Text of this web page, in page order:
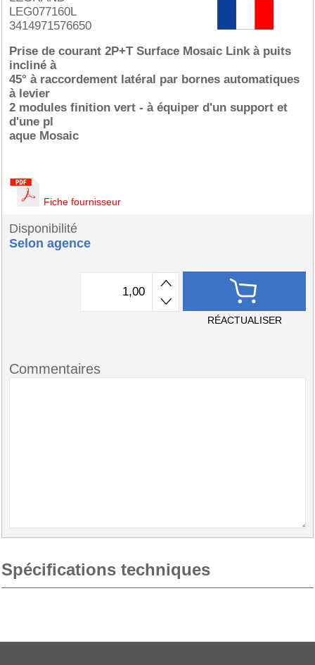
LEG077160L
3414971576650
Prise de courant 2P+T Surface Mosaic Link à puits
incliné à
45° à raccordement latéral par bornes automatiques
à levier
2 modules finition vert - à équiper d'un support et
d'une pl
aque Mosaic
Fiche fournisseur
Disponibilité
Selon agence
RÉACTUALISER
Commentaires
Spécifications techniques